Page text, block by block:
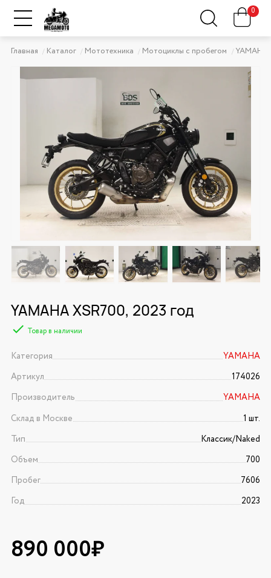
0
Главная Каталог Мототехника Мотоциклы с пробегом YAMAHA
YAMAHA XSR700, 2023 год
Товар в наличии
Категория
YAMAHA
Артикул
174026
Производитель
YAMAHA
Склад в Москве
1 шт.
Тип
Классик/Naked
Объем
700
Пробег
7606
Год
2023
890 000₽